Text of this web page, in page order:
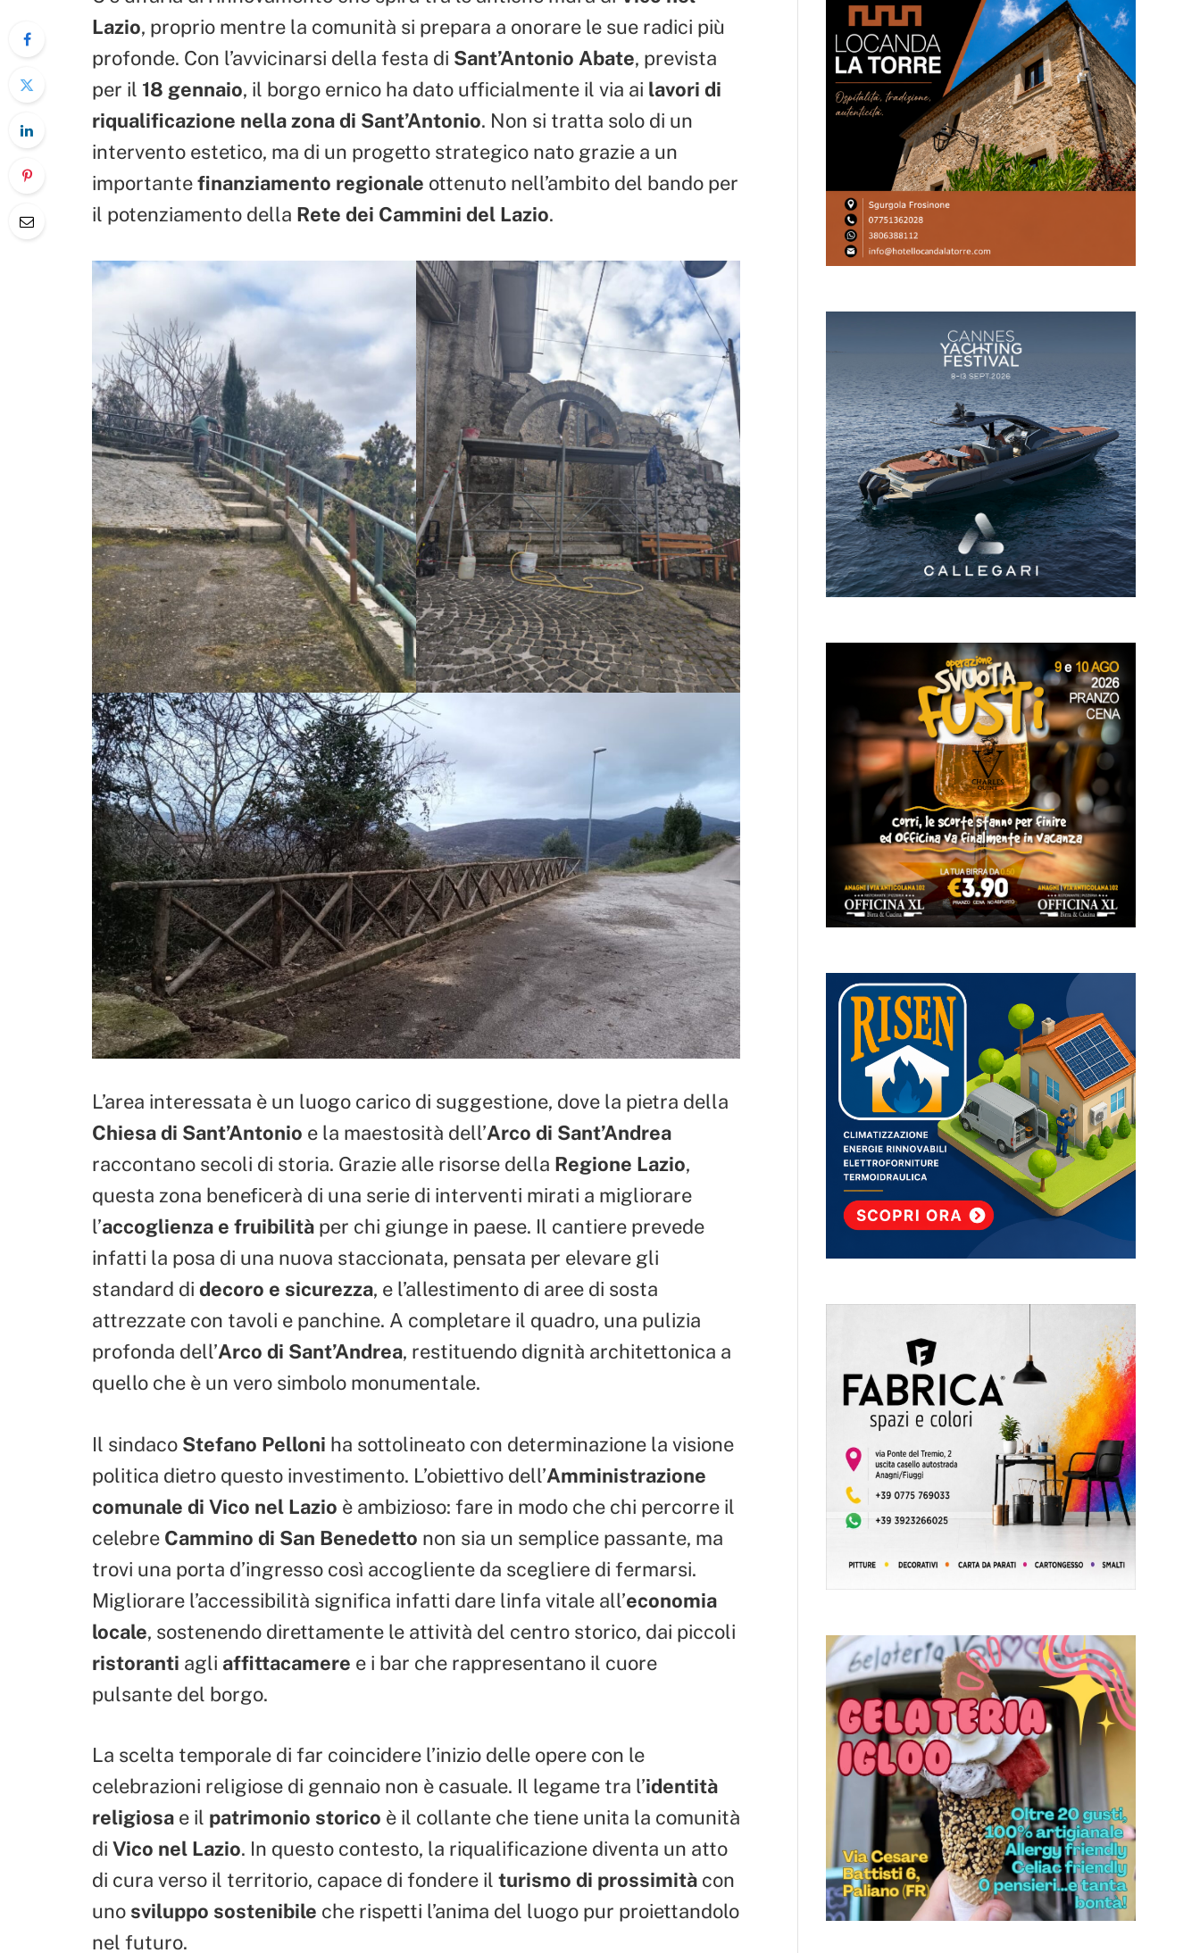
Lazio, proprio mentre la comunità si prepara a onorare le sue radici più
profonde. Con l’avvicinarsi della festa di Sant’Antonio Abate, prevista
per il 18 gennaio, il borgo ernico ha dato ufficialmente il via ai lavori di
riqualificazione nella zona di Sant’Antonio. Non si tratta solo di un
intervento estetico, ma di un progetto strategico nato grazie a un
importantefinanziamento regionale ottenuto nell’ambito del bando per
il potenziamento della Rete dei Cammini del Lazio.
L’area interessata è un luogo carico di suggestione, dove la pietra della
Chiesa di Sant’Antonio e la maestosità dell’Arco di Sant’Andrea
raccontano secoli di storia. Grazie alle risorse della Regione Lazio,
questa zona beneficerà di una serie di interventi mirati a migliorare
l’accoglienza e fruibilità per chi giunge in paese. Il cantiere prevede
infatti la posa di una nuova staccionata, pensata per elevare gli
standard di decoro e sicurezza, e l’allestimento di aree di sosta
attrezzate con tavoli e panchine. A completare il quadro, una pulizia
profonda dell’Arco di Sant’Andrea, restituendo dignità architettonica a
quello che è un vero simbolo monumentale.
Il sindaco Stefano Pelloni ha sottolineato con determinazione la visione
politica dietro questo investimento. L’obiettivo dell’Amministrazione
comunale di Vico nel Lazio è ambizioso: fare in modo che chi percorre il
celebre Cammino di San Benedetto non sia un semplice passante, ma
trovi una porta d’ingresso così accogliente da scegliere di fermarsi.
Migliorare l’accessibilità significa infatti dare linfa vitale all’economia
locale, sostenendo direttamente le attività del centro storico, dai piccoli
ristoranti agli affittacamere e i bar che rappresentano il cuore
pulsante del borgo.
La scelta temporale di far coincidere l’inizio delle opere con le
celebrazioni religiose di gennaio non è casuale. Il legame tra l’identità
religiosa e il patrimonio storico è il collante che tiene unita la comunità
di Vico nel Lazio. In questo contesto, la riqualificazione diventa un atto
di cura verso il territorio, capace di fondere il turismo di prossimità con
uno sviluppo sostenibile che rispetti l’anima del luogo pur proiettandolo
nel futuro.